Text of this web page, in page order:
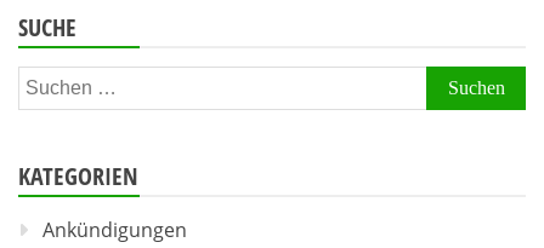
SUCHE
Suchen
nach:
KATEGORIEN
Ankündigungen